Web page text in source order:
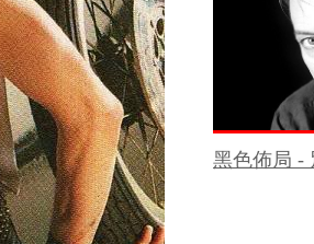
黑色佈局 -